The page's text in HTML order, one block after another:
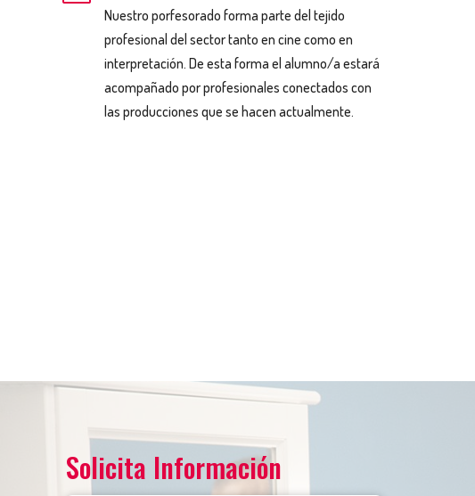
Nuestro porfesorado forma parte del tejido
profesional del sector tanto en cine como en
interpretación. De esta forma el alumno/a estará
acompañado por profesionales conectados con
las producciones que se hacen actualmente.
Solicita Información